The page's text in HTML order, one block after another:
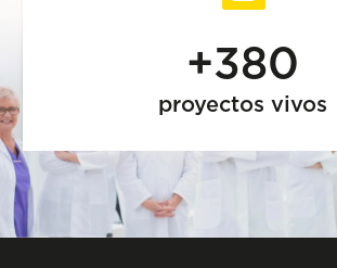
+380
proyectos vivos